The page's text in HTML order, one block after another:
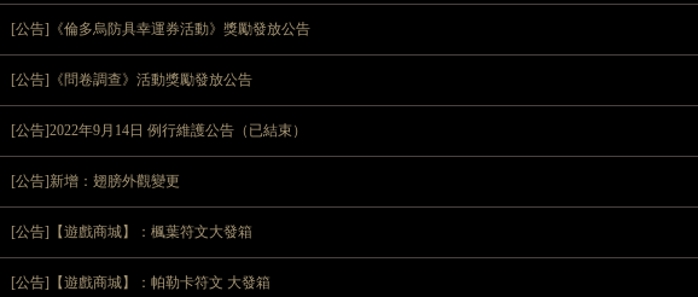
[公告]《倫多烏防具幸運券活動》獎勵發放公告
[公告]《問卷調查》活動獎勵發放公告
[公告]2022年9月14日 例行維護公告（已結束）
[公告]新增：翅膀外觀變更
[公告]【遊戲商城】：楓葉符文大發箱
[公告]【遊戲商城】：帕勒卡符文 大發箱